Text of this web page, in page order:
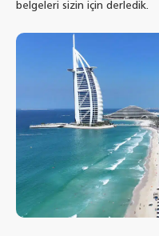
belgeleri sizin için derledik.